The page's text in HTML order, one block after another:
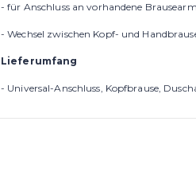
- für Anschluss an vorhandene
- Wechsel zwischen Kopf- und
Lieferumfang
- Universal-Anschluss, Kopfbrause,